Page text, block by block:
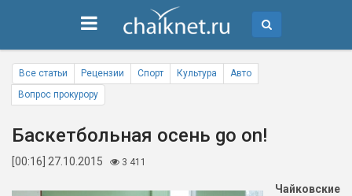
Все статьи Рецензии Спорт Культура
Авто
Вопрос прокурору
Баскетбольная осень go on!
[00:16] 27.10.2015 3 411
Чайковские